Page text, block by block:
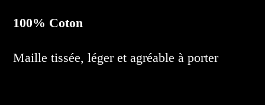
100% Coton
Maille tissée, léger et agréable à porter